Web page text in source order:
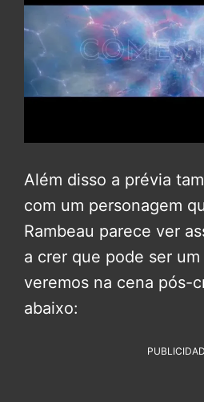
Além disso a prévia
com um personagem
Rambeau parece ver
a crer que pode ser
veremos na cena pós-
abaixo: